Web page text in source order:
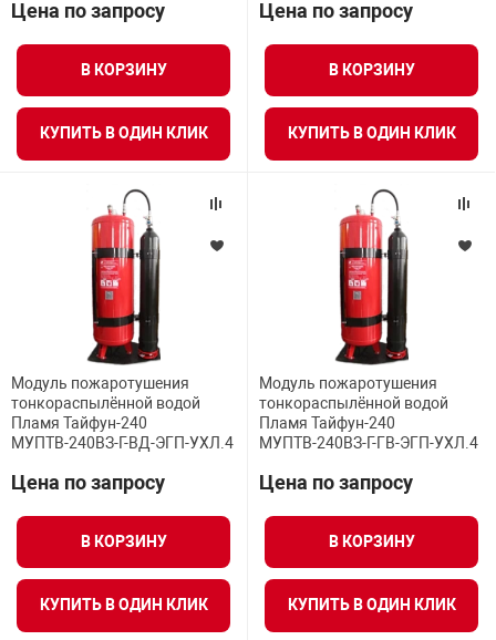
Цена по запросу
В КОРЗИНУ
КУПИТЬ В ОДИН КЛИК
Цена по запросу
В КОРЗИНУ
КУПИТЬ В ОДИН КЛИК
Модуль пожаротушения
тонкораспылённой водой
Пламя Тайфун-240
МУПТВ-240ВЗ-Г-ВД-ЭГП-УХЛ.4
Цена по запросу
В КОРЗИНУ
КУПИТЬ В ОДИН КЛИК
Модуль пожаротушения
тонкораспылённой водой
Пламя Тайфун-240
МУПТВ-240ВЗ-Г-ГВ-ЭГП-УХЛ.4
Цена по запросу
В КОРЗИНУ
КУПИТЬ В ОДИН КЛИК